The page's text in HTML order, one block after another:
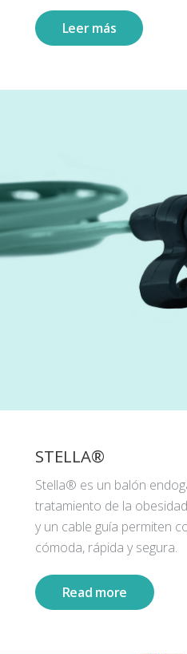
Leer más
STELLA®
Stella® es un balón
tratamiento de la
y un cable guía permiten
cómoda, rápida y segura.
Read more